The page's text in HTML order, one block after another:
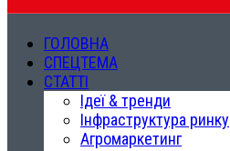
ГОЛОВНА
СПЕЦТЕМА
СТАТТІ
Ідеї & тренди
Інфраструктура ринку
Агромаркетинг